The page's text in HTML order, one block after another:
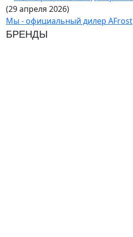
(29 апреля 2026)
Мы - официальный дилер AFrost
БРЕНДЫ